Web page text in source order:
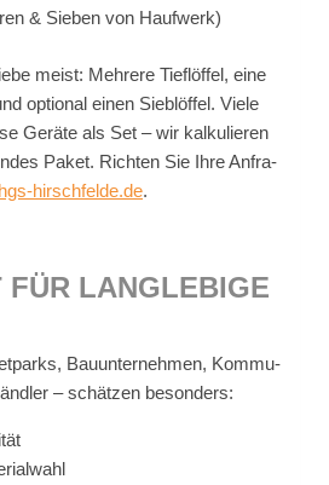
& Sie­ben von Hauf­werk)
meist: Meh­re­re Tief­löf­fel, eine
op­tio­nal ei­nen Sieb­löf­fel. Vie­le
Ge­rä­te als Set – wir kal­ku­lie­ren
Pa­ket. Rich­ten Sie Ihre An­fra­
​hirschfelde.​de.
FÜR LANG­LE­BI­GE
Bau­un­ter­neh­men, Kom­mu­
– schät­zen be­son­ders: